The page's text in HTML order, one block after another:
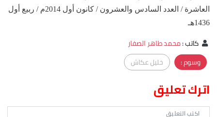
العاشرة / العدد السادس والعشرون / كانون أول 2014م / ربيع أول
1436هـ
كاتب:محمد طاهر الصفار
وسوم :
خليل عكاش
اترك تعليق